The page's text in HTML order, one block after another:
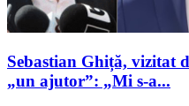
Sebastian Ghiță, vizitat
„un ajutor”: „Mi s-a...